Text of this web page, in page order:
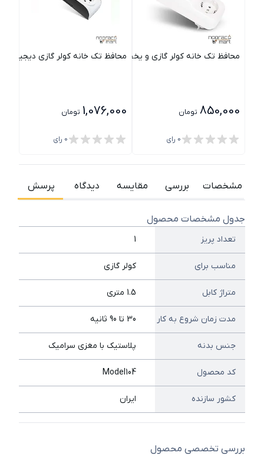
محافظ تک خانه کولر گازی و یخچال و لباسشویی پارت
850,000 تومان
0 رای
محافظ تک خانه کولر گازی دیجیتال
1,076,000 تومان
0 رای
مشخصات بررسی مقایسه دیدگاه پرسش
جدول مشخصات محصول
تعداد پریز 1
مناسب برای کولر گازی
متراژ کابل 1.5 متری
مدت زمان شروع به کار 30 تا 90 ثانیه
جنس بدنه پلاستیک با مغزی سرامیک
کد محصول Model104
کشور سازنده ایران
بررسی تخصصی محصول